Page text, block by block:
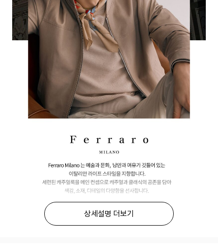
상세설명 더보기